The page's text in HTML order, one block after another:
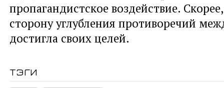
пропагандистское воздействие.
сторону углубления противоречий
достигла своих целей.
тэги